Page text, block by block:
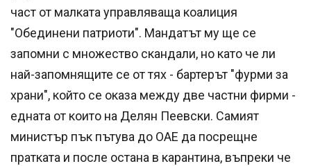
част от малката управляваща коалиция
"Обединени патриоти". Мандатът му ще се
запомни с множество скандали, но като че ли
най-запомнящите се от тях - бартерът "фурми за
храни", който се оказа между две частни фирми -
едната от които на Делян Пеевски. Самият
министър пък пътува до ОАЕ да посрещне
пратката и после остана в карантина, въпреки че